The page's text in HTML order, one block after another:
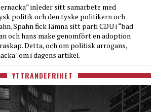
inleder sitt samarbete med
politik och den tyske politikern och
Spahn fick lämna sitt parti CDU i “bad
och hans make genomfört en adoption
Detta, och om politisk arrogans,
om i dagens artikel.
YTTRANDEFRIHET